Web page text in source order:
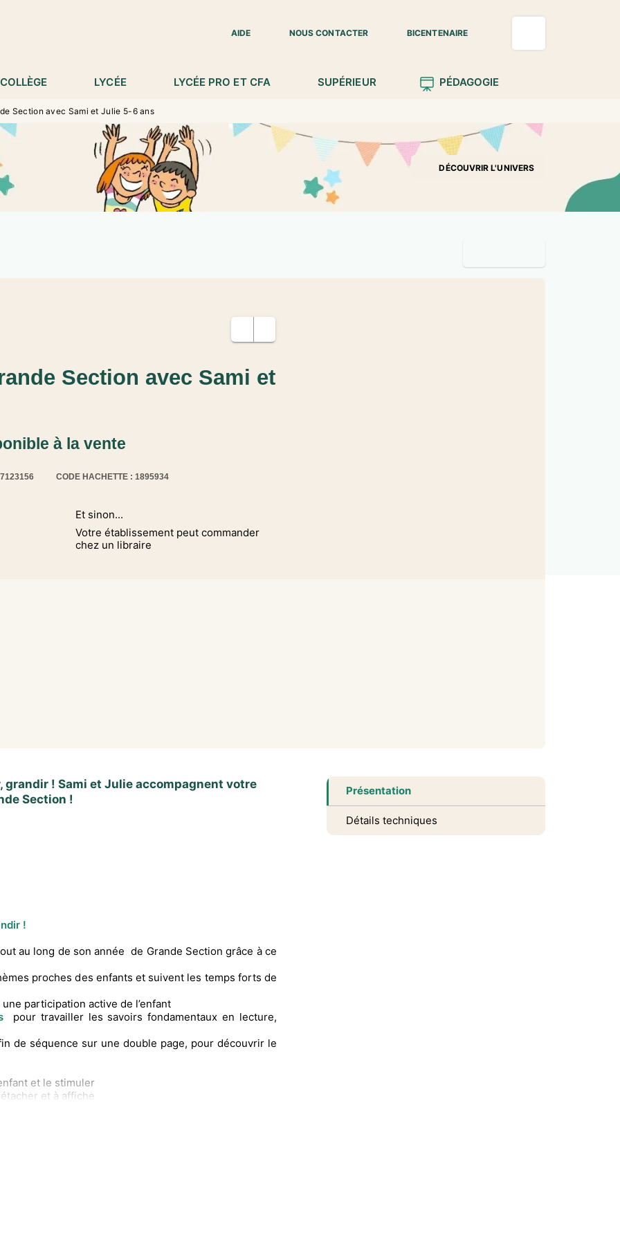
AIDE
NOUS CONTACTER BICENTENAIRE
COLLÈGE LYCÉE LYCÉE PRO ET CFA SUPÉRIEUR PÉDAGOGIE
Section avec Sami et Julie 5-6 ans
DÉCOUVRIR L'UNIVERS
Section avec Sami et
à la vente
CODE HACHETTE : 1895934
Et sinon...
Votre établissement peut commander
chez un libraire
! Sami et Julie accompagnent votre
Section !
!
au long de son année de Grande Section grâce à ce
proches des enfants et suivent les temps forts de
participation active de l’enfant
pour travailler les savoirs fondamentaux en lecture,
de séquence sur une double page, pour découvrir le
et le stimuler
et à affiche
Présentation
Détails techniques